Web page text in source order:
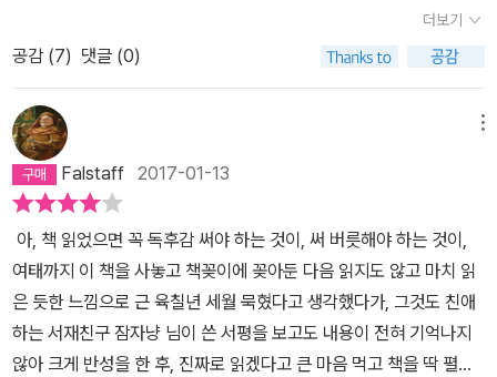
프를 먹고, 핀볼 게임을 한다면 온전하게 세 아이의 육아를 맡은 캐테
의 시간들은 더욱 갑갑하게만 느껴진다. 남의 더부살이를 하는 신세
에, 이미 쌍둥이를 잃은 경험 그리고 설상가상으로 임신했을 가능성
이 대두되면서 캐테의 고민은 더욱 깊어간다. 전쟁 중에 통신병이었
던 보그너 씨는 비니차와 세바스토폴 같이 한때 무적의 독일군이 석
권했던 러시아 평원의 격전지에서 독일 본토로 연락을 했었다고 했던
가. 그런 과거의 영광이 지금의 폐허 같이 신산한 삶에 아무런 도움이
되지 못한다는 건 주지의 사실이다. 캐테에게 지금 중요한 것은 일용
한 양식과 지옥 같은 시간들을 버텨낼 현금뿐이다. 그렇기 때문에 여
전히 사랑하는 보그너 씨와의 이별을 상상한다. 그런데 여전히 가부
장적 시스템이 작동하는 독일 사회에서 애가 셋이나 딸린 여성이 남
편의 경제적 부양 없이 가정을 유지하는 게 과연 가능했을까? 게다가
이 누군가의,진지해져보려는, 좀 더 행복해져보려는, 아니면 불행하
지만 않으면 된다고 여기는 이들의 귀를 뚫고 이미 그 삶 속에추가되
들을 혹은 광고문구들을지나쳤을 테지만,그것들때문에 내가 어떤 타
격을 입었다고 느끼지 않았다.그것은 그냥 그것대로 살아있고, 나는
나대로 살아있다. 다만 소설에서 그 소리들은, 너무나 눈에 띈다.그 소
리들은 끊임없이 다른 목소리로 반복되지만, 같은 목적을 가진 것들
이다. 소설이 그들의 시간-소설의 내용상2일에 불과한 시간-을 보도
한다는 느낌을 받은 것은, 그것 때문이다. 이전에 읽은뵐의 <카타리
나 불룸의 잃어버린 명예>에서와 마찬가지로 한 인간을 둘러싼 환경
이 한 인간을 구성하는 요소임에는 분명해보인다.아이들에 대해 끊임
없이 생각하는 이 두 부부에게서, 몹쓸 느낌을 받는다면, 아마도 그들
더보기
공감 (7) 댓글 (0)
Falstaff 2017-01-13
아, 책 읽었으면 꼭 독후감 써야 하는 것이, 써 버릇해야 하는 것이,
여태까지 이 책을 사놓고 책꽂이에 꽂아둔 다음 읽지도 않고 마치 읽
은 듯한 느낌으로 근 육칠년 세월 묵혔다고 생각했다가, 그것도 친애
하는 서재친구 잠자냥 님이 쓴 서평을 보고도 내용이 전혀 기억나지
않아 크게 반성을 한 후, 진짜로 읽겠다고 큰 마음 먹고 책을 딱 펼치